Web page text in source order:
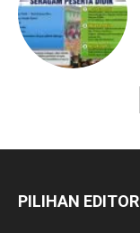
PILIHAN EDITOR